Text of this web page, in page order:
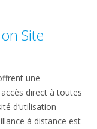
Site
une
direct à toutes
d’utilisation
à distance est